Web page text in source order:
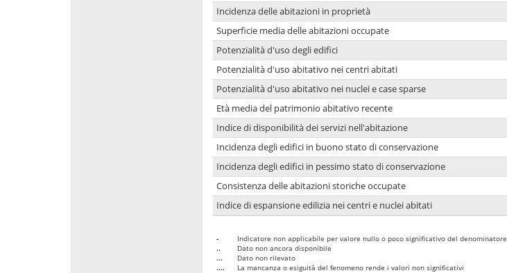
Incidenza delle abitazioni in proprietà
Superficie media delle abitazioni occupate
Potenzialità d'uso degli edifici
Potenzialità d'uso abitativo nei centri abitati
Potenzialità d'uso abitativo nei nuclei e case sparse
Età media del patrimonio abitativo recente
Indice di disponibilità dei servizi nell'abitazione
Incidenza degli edifici in buono stato di conservazione
Incidenza degli edifici in pessimo stato di conservazione
Consistenza delle abitazioni storiche occupate
Indice di espansione edilizia nei centri e nuclei abitati
-
Indicatore non applicabile per valore nullo o poco significativo del denominatore
..
Dato non ancora disponibile
...
Dato non rilevato
....
La mancanza o esiguità del fenomeno rende i valori non significativi